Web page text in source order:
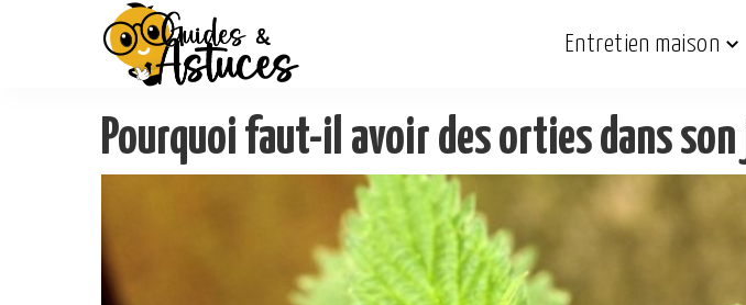
Entretien maison
Pourquoi faut-il avoir des orties dans